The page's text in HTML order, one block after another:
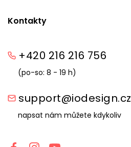
Kontakty
+420 216 216 756
(po-so: 8 - 19 h)
support@iodesign.cz
napsat nám můžete kdykoliv